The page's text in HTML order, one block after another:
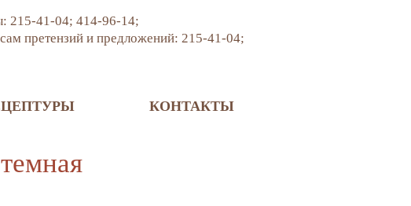
215-41-04; 414-96-14;
претензий и предложений: 215-41-04;
КОНТАКТЫ